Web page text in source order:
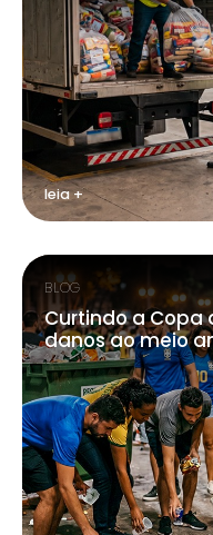
leia +
BLOG
Curtindo a Copa
danos ao meio